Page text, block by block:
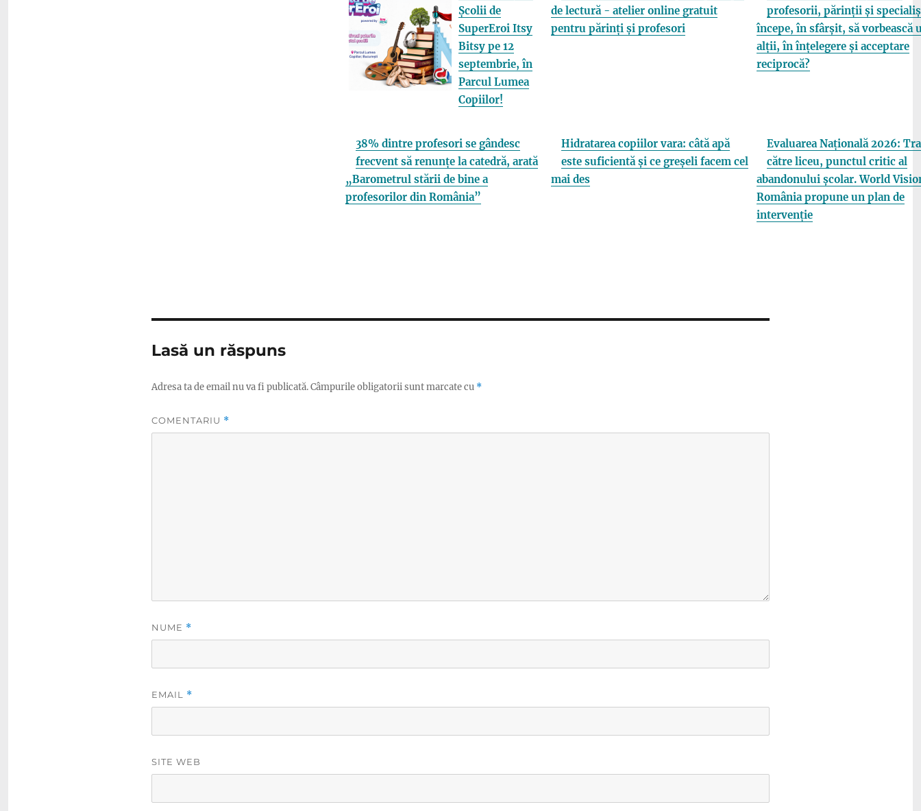
Școlii de
SuperEroi Itsy
Bitsy pe 12
septembrie, în
Parcul Lumea
Copiilor!
de lectură - atelier online gratuit
pentru părinți și profesori
profesorii, părinții și
începe, în sfârșit, să vorbească
alții, în înțelegere și acceptare
reciprocă?
38% dintre profesori se gândesc
frecvent să renunțe la catedră, arată
„Barometrul stării de bine a
profesorilor din România”
Hidratarea copiilor vara: câtă apă
este suficientă și ce greșeli facem cel
mai des
Evaluarea Națională 2026:
către liceu, punctul critic al
abandonului școlar. World
România propune un plan de
intervenție
Lasă un răspuns
Adresa ta de email nu va fi publicată.Câmpurile obligatorii sunt marcate cu *
COMENTARIU *
NUME *
EMAIL *
SITE WEB